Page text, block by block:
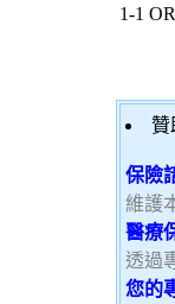
1-1
保險
維護
醫療
透過
您的